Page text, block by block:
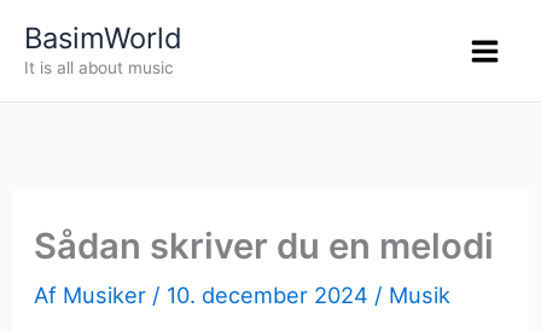
BasimWorld
It is all about music
Sådan skriver du en melodi
Af Musiker / 10. december 2024 / Musik